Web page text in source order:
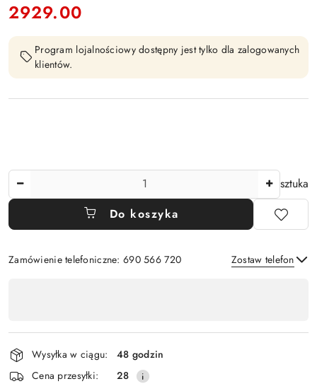
Cena:
2929.00
Program lojalnościowy dostępny jest tylko dla zalogowanych
klientów.
sztuka
Do koszyka
Zamówienie telefoniczne: 690 566 720 Zostaw telefon
płatność
i
dostawa
Wysyłka w ciągu:
48 godzin
Cena przesyłki:
28